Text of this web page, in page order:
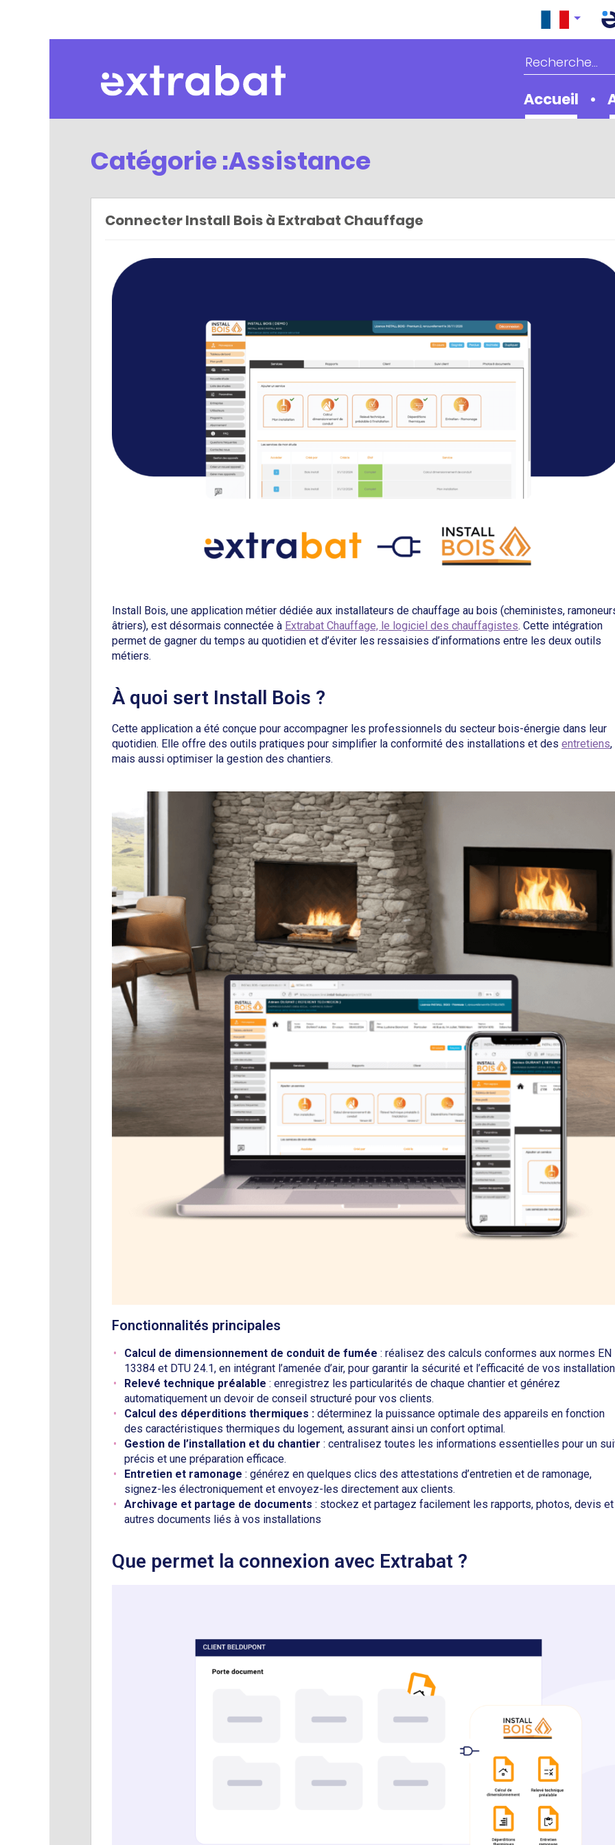
Extrabat – Le Blog
Accueil
Catégorie :Assistance
Connecter Install Bois à Extrabat Chauffage
Install Bois, une application métier dédiée aux installateurs de chauffage au bois (cheministes,
âtriers), est désormais connectée à Extrabat Chauffage, le logiciel des chauffagistes. Cette intégration
permet de gagner du temps au quotidien et d’éviter les ressaisies d’informations entre les deux outils
métiers.
À quoi sert Install Bois ?
Cette application a été conçue pour accompagner les professionnels du secteur bois-énergie dans leur
quotidien. Elle offre des outils pratiques pour simplifier la conformité des installations et des entretiens,
mais aussi optimiser la gestion des chantiers.
Fonctionnalités principales
Calcul de dimensionnement de conduit de fumée : réalisez des calculs conformes aux normes EN
13384 et DTU 24.1, en intégrant l’amenée d’air, pour garantir la sécurité et l’efficacité de vos
Relevé technique préalable : enregistrez les particularités de chaque chantier et générez
automatiquement un devoir de conseil structuré pour vos clients.
Calcul des déperditions thermiques : déterminez la puissance optimale des appareils en fonction
des caractéristiques thermiques du logement, assurant ainsi un confort optimal.
Gestion de l’installation et du chantier : centralisez toutes les informations essentielles pour un
précis et une préparation efficace.
Entretien et ramonage : générez en quelques clics des attestations d’entretien et de ramonage,
signez-les électroniquement et envoyez-les directement aux clients.
Archivage et partage de documents : stockez et partagez facilement les rapports, photos, devis et
autres documents liés à vos installations
Que permet la connexion avec Extrabat ?